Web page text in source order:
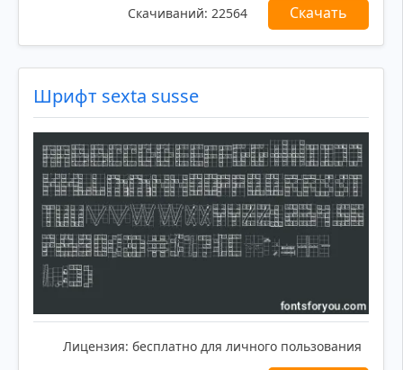
Скачиваний: 22564 Скачать
Шрифт sexta susse
Лицензия: бесплатно для личного пользования